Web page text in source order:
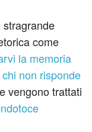
stragrande
come
la memoria
non risponde
vengono trattati